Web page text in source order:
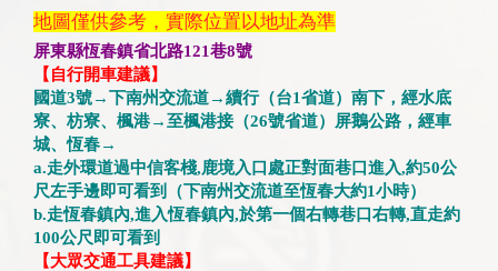
地圖僅供參考，實際位置以地址為準
屏東縣恆春鎮省北路121巷8號
【自行開車建議】
國道3號→下南州交流道→續行（台1省道）南下，經水底
寮、枋寮、楓港→至楓港接（26號省道）屏鵝公路，經車
城、恆春→
a.走外環道過中信客棧,鹿境入口處正對面巷口進入,約50公
尺左手邊即可看到（下南州交流道至恆春大約1小時）
b.走恆春鎮內,進入恆春鎮內,於第一個右轉巷口右轉,直走約
100公尺即可看到
【大眾交通工具建議】